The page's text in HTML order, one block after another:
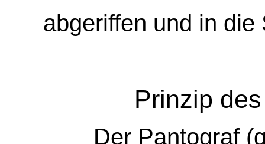
abgeriffen und in
Prinzip
Der Pantograf